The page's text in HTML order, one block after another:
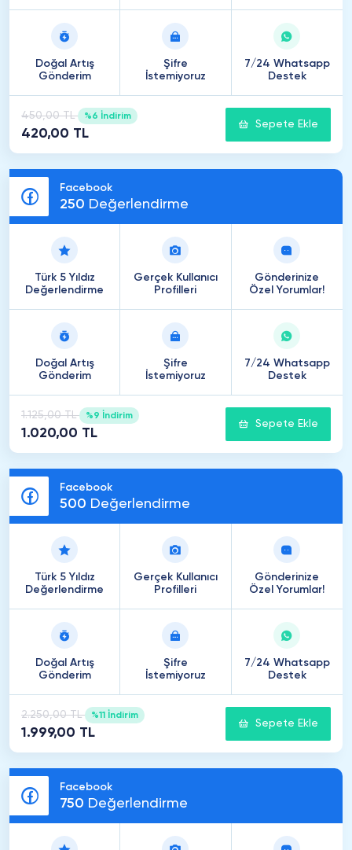
Doğal Artış
Gönderim
Şifre
İstemiyoruz
7/24 Whatsapp
Destek
450,00 TL %6 İndirim
420,00 TL
Sepete Ekle
Facebook
250 Değerlendirme
Türk 5 Yıldız
Değerlendirme
Gerçek Kullanıcı
Profilleri
Gönderinize
Özel Yorumlar!
Doğal Artış
Gönderim
Şifre
İstemiyoruz
7/24 Whatsapp
Destek
1.125,00 TL %9 İndirim
1.020,00 TL
Sepete Ekle
Facebook
500 Değerlendirme
Türk 5 Yıldız
Değerlendirme
Gerçek Kullanıcı
Profilleri
Gönderinize
Özel Yorumlar!
Doğal Artış
Gönderim
Şifre
İstemiyoruz
7/24 Whatsapp
Destek
2.250,00 TL %11 İndirim
1.999,00 TL
Sepete Ekle
Facebook
750 Değerlendirme